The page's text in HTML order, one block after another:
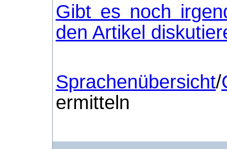
Gibt es noch
den Artikel
Sprachenübersicht/
ermitteln